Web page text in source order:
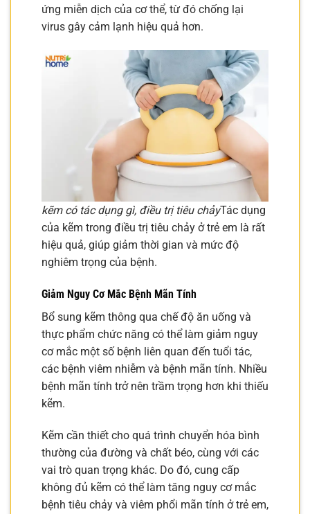
ứng miễn dịch của cơ thể, từ đó chống lại
virus gây cảm lạnh hiệu quả hơn.
kẽm có tác dụng gì, điều trị tiêu chảyTác dụng
của kẽm trong điều trị tiêu chảy ở trẻ em là rất
hiệu quả, giúp giảm thời gian và mức độ
nghiêm trọng của bệnh.
Giảm Nguy Cơ Mắc Bệnh Mãn Tính
Bổ sung kẽm thông qua chế độ ăn uống và
thực phẩm chức năng có thể làm giảm nguy
cơ mắc một số bệnh liên quan đến tuổi tác,
các bệnh viêm nhiễm và bệnh mãn tính. Nhiều
bệnh mãn tính trở nên trầm trọng hơn khi thiếu
kẽm.
Kẽm cần thiết cho quá trình chuyển hóa bình
thường của đường và chất béo, cùng với các
vai trò quan trọng khác. Do đó, cung cấp
không đủ kẽm có thể làm tăng nguy cơ mắc
bệnh tiêu chảy và viêm phổi mãn tính ở trẻ em,